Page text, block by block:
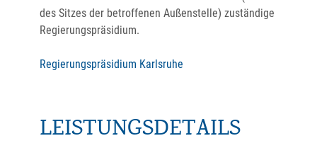
des Sitzes der betroffenen Außenstelle) zuständige
Regierungspräsidium.
Regierungspräsidium Karlsruhe
LEISTUNGSDETAILS